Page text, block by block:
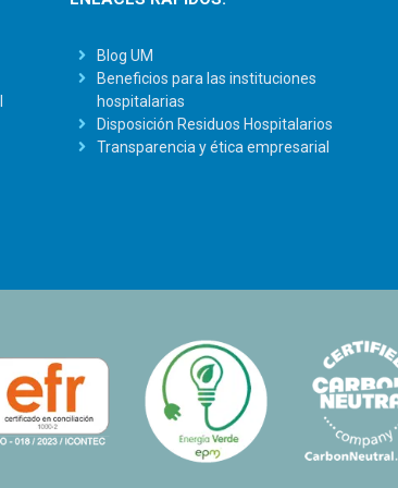
Blog UM
Beneficios para las instituciones
hospitalarias
Disposición Residuos Hospitalarios
Transparencia y ética empresarial